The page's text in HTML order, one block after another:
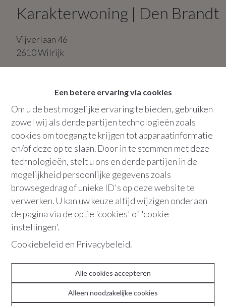
Een betere ervaring via cookies
Om u de best mogelijke ervaring te bieden, gebruiken
zowel wij als derde partijen technologieën zoals
cookies om toegang te krijgen tot apparaatinformatie
en/of deze op te slaan. Door in te stemmen met deze
technologieën, stelt u ons en derde partijen in de
mogelijkheid persoonlijke gegevens zoals
browsegedrag of unieke ID's op deze website te
verwerken. U kan uw keuze altijd wijzigen onderaan
de pagina via de optie 'cookies' of 'cookie
instellingen'.
Cookiebeleid en Privacybeleid.
Alle cookies accepteren
Alleen noodzakelijke cookies
Karakterwoning | Den Brandt
Vijverlaan 46
2610Wilrijk
badkamers
Bew. opp.:126 m²
Grondopp.: 47 m²
+32 486 36 21 10
"Met zijn unieke mix van historische
charme en moderne voorzieningen is
deze woning een uitstekende keuze voor
wie op zoek is naar een bijzondere plek
om te wonen."
Deze karaktervolle woning, gelegen in de begeerde